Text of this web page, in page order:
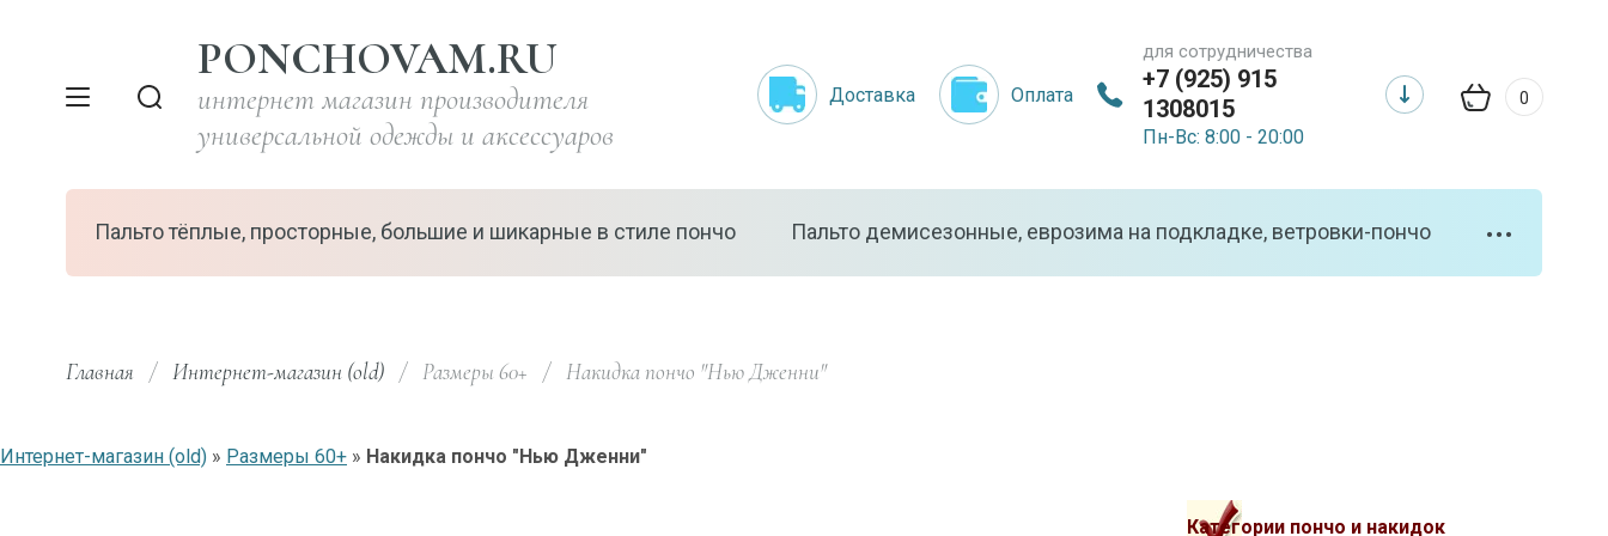
0
PONCHOVAM.RU
интернет магазин производителя
универсальной одежды и аксессуаров
Доставка Оплата
для сотрудничества
+7 (925) 915
1308015
Пн-Вс: 8:00 - 20:00
Пальто тёплые, просторные, большие и шикарные в стиле пончо Пальто демисезонные, еврозима на подкладке, ветровки-пончо •••
Главная / Интернет-магазин (old) /
  Размеры 60+
/
  Накидка пончо "Нью Дженни"
Интернет-магазин (old) » Размеры 60+ » Накидка пончо "Нью Дженни"
Категории пончо и накидок